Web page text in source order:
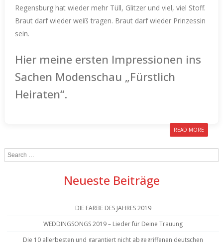
Regensburg hat wieder mehr Tüll, Glitzer und viel, viel Stoff.
Braut darf wieder weiß tragen. Braut darf wieder Prinzessin
sein.
Hier meine ersten Impressionen ins
Sachen Modenschau „Fürstlich
Heiraten“.
READ MORE
Search
Neueste Beiträge
DIE FARBE DES JAHRES 2019
WEDDINGSONGS 2019 – Lieder für Deine Trauung
Die 10 allerbesten und garantiert nicht abgegriffenen deutschen